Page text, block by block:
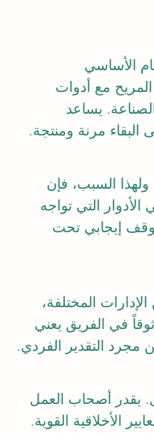
الأساسي
مع أدوات
يساعد
البقاء مرنة ومنتجة.
السبب، فإن
التي تواجه
إيجابي تحت
المختلفة،
في الفريق يعني
مجرد التقدير الفردي.
يقدر أصحاب العمل
الأخلاقية القوية.